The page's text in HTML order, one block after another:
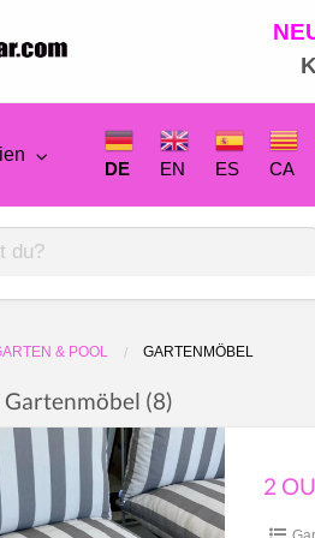
DE EN ES CA
& POOL GARTENMÖBEL
(8)